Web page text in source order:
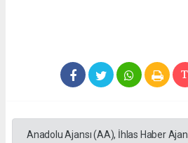
Anadolu Ajansı (AA), İhlas Haber